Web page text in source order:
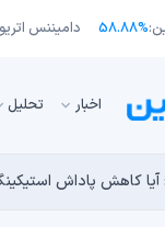
58.88% دامیننس
اﺧﺒﺎر تحلیل
در کوتاه‌مدت تهدیدی
۴۳,۵۰۰ دلار در حال سقوط است
کردندبیت کوین در ۶۴ هزار دلار درجا